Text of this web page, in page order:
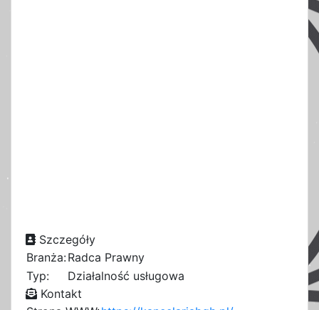
Szczegóły
Branża:Radca Prawny
Typ:
Działalność usługowa
Kontakt